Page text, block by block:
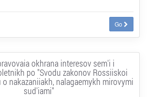
Go
okhrana interesov sem'i i
po "Svodu zakonov Rossiiskoi
nakazaniiakh, nalagaemykh mirovymi
sud'iami"